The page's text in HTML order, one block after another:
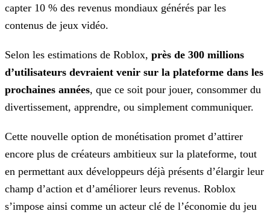
capter 10 % des revenus mondiaux générés par les
contenus de jeux vidéo.
Selon les estimations de Roblox, près de 300 millions
d’utilisateurs devraient venir sur la plateforme dans les
prochaines années, que ce soit pour jouer, consommer du
divertissement, apprendre, ou simplement communiquer.
Cette nouvelle option de monétisation promet d’attirer
encore plus de créateurs ambitieux sur la plateforme, tout
en permettant aux développeurs déjà présents d’élargir leur
champ d’action et d’améliorer leurs revenus. Roblox
s’impose ainsi comme un acteur clé de l’économie du jeu